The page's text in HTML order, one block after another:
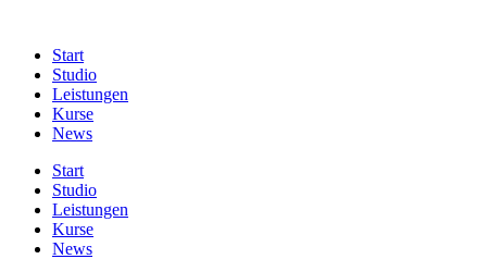
contentStart
Studio
Leistungen
Kurse
News
Start
Studio
Leistungen
Kurse
News